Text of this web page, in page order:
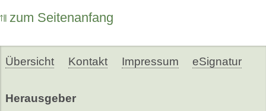
zum Seitenanfang
Übersicht Kontakt Impressum eSignatur
Herausgeber